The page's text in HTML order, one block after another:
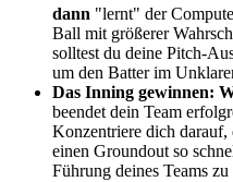
dann "lernt" der
Ball mit größerer
solltest du deine Pitch-
um den Batter im
Das Inning gewinnen:
beendet dein Team
Konzentriere dich
einen Groundout so
Führung deines Teams